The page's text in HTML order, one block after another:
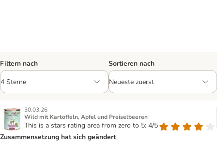
Filtern nach Sortieren nach
30.03.26
Wild mit Kartoffeln, Apfel und Preiselbeeren
This is a stars rating area from zero to 5: 4/5
Zusammensetzung hat sich geändert